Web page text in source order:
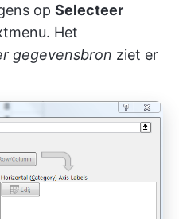
op Selecteer
Het
gegevensbron ziet er